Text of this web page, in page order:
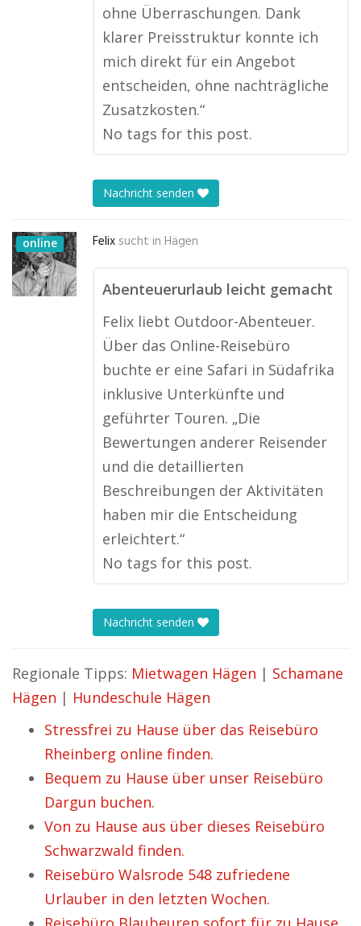
ohne Überraschungen. Dank
klarer Preisstruktur konnte ich
mich direkt für ein Angebot
entscheiden, ohne nachträgliche
Zusatzkosten.“
No tags for this post.
Nachricht senden
online Felix sucht in Hägen
Abenteuerurlaub leicht gemacht
Felix liebt Outdoor-Abenteuer.
Über das Online-Reisebüro
buchte er eine Safari in Südafrika
inklusive Unterkünfte und
geführter Touren. „Die
Bewertungen anderer Reisender
und die detaillierten
Beschreibungen der Aktivitäten
haben mir die Entscheidung
erleichtert.“
No tags for this post.
Nachricht senden
Regionale Tipps: Mietwagen Hägen | Schamane
Hägen | Hundeschule Hägen
Stressfrei zu Hause über das Reisebüro
Rheinberg online finden.
Bequem zu Hause über unser Reisebüro
Dargun buchen.
Von zu Hause aus über dieses Reisebüro
Schwarzwald finden.
Reisebüro Walsrode 548 zufriedene
Urlauber in den letzten Wochen.